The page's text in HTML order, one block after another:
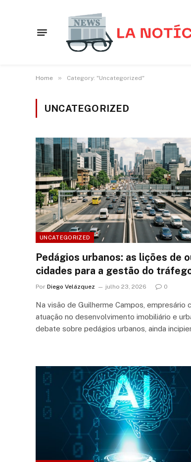
Home » Category: "Uncategorized"
UNCATEGORIZED
UNCATEGORIZED
Pedágios urbanos: as lições de
cidades para a gestão do
Por Diego Velázquez julho 23, 2026 0
Na visão de Guilherme Campos, empresário
atuação no desenvolvimento imobiliário e
debate sobre pedágios urbanos, ainda